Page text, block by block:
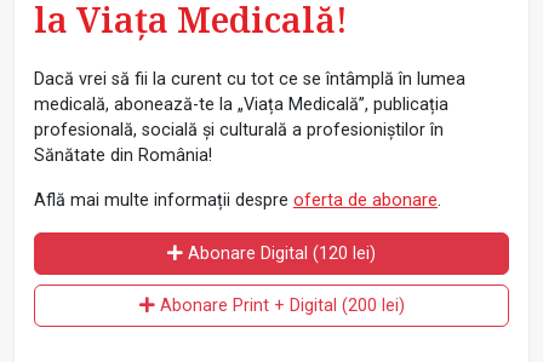
la Viața Medicală!
Dacă vrei să fii la curent cu tot ce se întâmplă în lumea
medicală, abonează-te la „Viața Medicală”, publicația
profesională, socială și culturală a profesioniștilor în
Sănătate din România!
Află mai multe informații despre oferta de abonare.
Abonare Digital (120 lei)
Abonare Print + Digital (200 lei)